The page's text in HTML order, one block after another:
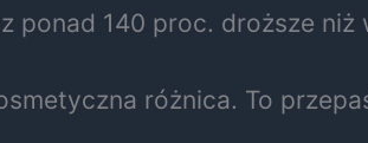
ponad 140 proc. droższe niż
różnica. To